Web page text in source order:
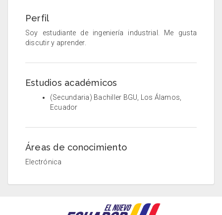
Perfil
Soy estudiante de ingeniería industrial. Me gusta
discutir y aprender.
Estudios académicos
(Secundaria) Bachiller BGU, Los Álamos,
Ecuador
Áreas de conocimiento
Electrónica